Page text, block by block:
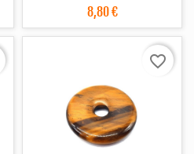
8,80 €
favorite_border